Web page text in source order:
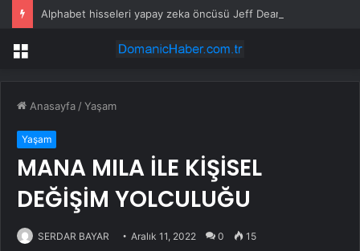
Menü
Anasayfa /Yaşam
Yaşam
MANA MILA İLE KİŞİSEL
DEĞİŞİM YOLCULUĞU
SERDAR BAYAR Aralık 11, 2022 0 15